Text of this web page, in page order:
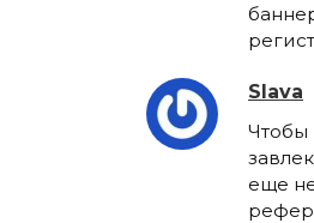
Slava
Чтобы
еще